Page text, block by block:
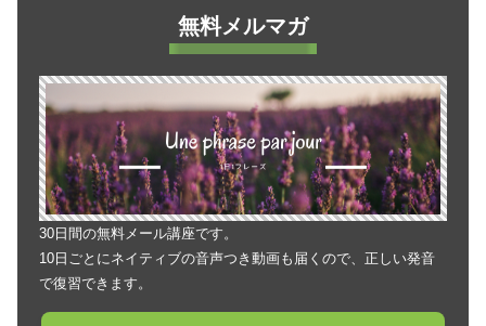
無料メルマガ
30日間の無料メール講座です。
10日ごとにネイティブの音声つき動画も届くので、正しい発音
で復習できます。